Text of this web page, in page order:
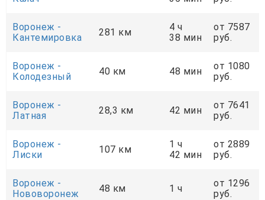
Воронеж -
Кантемировка
281 км
4 ч
38 мин
от 7587
руб.
Воронеж -
Колодезный
40 км 48 мин
от 1080
руб.
Воронеж -
Латная
28,3 км 42 мин
от 7641
руб.
Воронеж -
Лиски
107 км
1 ч
42 мин
от 2889
руб.
Воронеж -
Нововоронеж
48 км 1 ч
от 1296
руб.